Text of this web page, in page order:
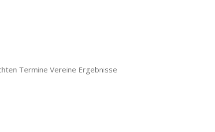
Termine Vereine Ergebnisse